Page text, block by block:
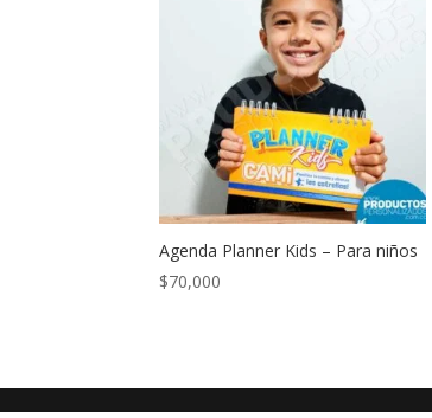
Agenda Planner Kids – Para niños
$70,000